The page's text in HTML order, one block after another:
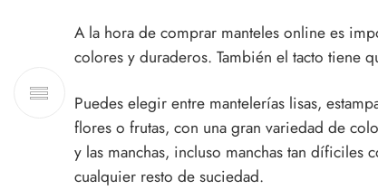
A la hora de comprar manteles online es
colores y duraderos. También el tacto tiene
Puedes elegir entre mantelerías lisas,
flores o frutas, con una gran variedad de
y las manchas, incluso manchas tan
cualquier resto de suciedad.